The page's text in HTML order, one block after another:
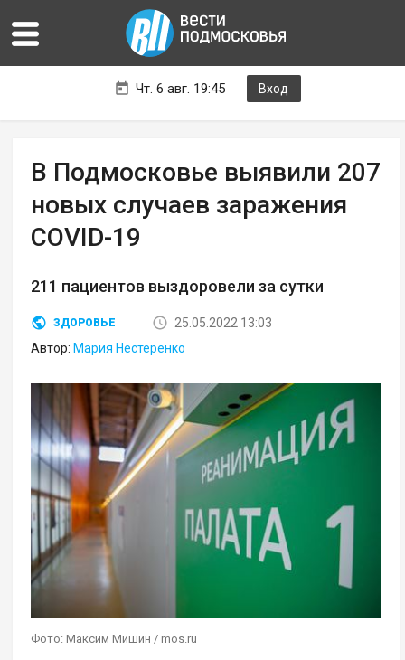
Чт. 6 авг. 19:45 Вход
В Подмосковье выявили 207
новых случаев заражения
COVID-19
211 пациентов выздоровели за сутки
ЗДОРОВЬЕ
25.05.2022 13:03
Автор: Мария Нестеренко
Фото: Максим Мишин / mos.ru